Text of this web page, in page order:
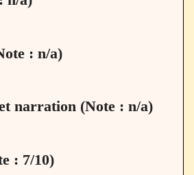
: n/a)
narration (Note : n/a)
: 7/10)